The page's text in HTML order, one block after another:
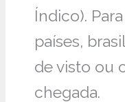
Índico).
países,
de visto ou
chegada.